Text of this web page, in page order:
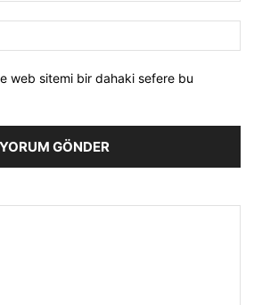
web sitemi bir dahaki sefere bu